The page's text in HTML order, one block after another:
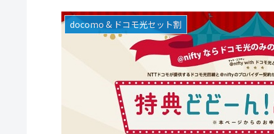
docomo & ドコモ光セット割